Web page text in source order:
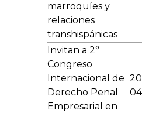
marroquíes y
relaciones
transhispánicas
Invitan a 2°
Congreso
Internacional de
Derecho Penal
Empresarial en